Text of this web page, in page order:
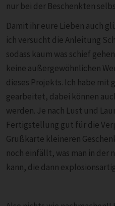
nur bei der Beschenkten
Damit ihr eure Lieben auch
ich versucht die Anleitung
sodass kaum was schief
keine außergewöhnlichen
dieses Projekts. Ich habe mit
gearbeitet, dabei können
werden. Je nach Lust und
Fertigstellung gut für die
Grußkarte kleineren
noch einfällt, was man in der
kann, die dann